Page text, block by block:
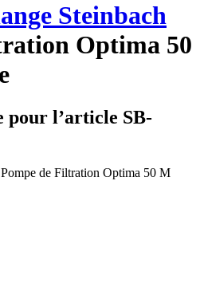
Steinbach
Optima 50
pour l’article SB-
de Filtration Optima 50 M